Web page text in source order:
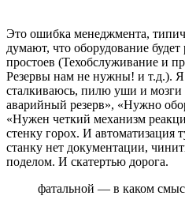
Это ошибка менеджмента,
думают, что оборудование
простоев (Техобслуживание и
Резервы нам не нужны! и т.д.). Я
сталкиваюсь, пилю уши и
аварийный резерв», «Нужно
«Нужен четкий механизм
стенку горох. И
станку нет документации,
поделом. И скатертью дорога.
фатальной — в каком